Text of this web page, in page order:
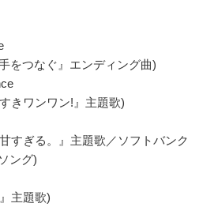
をつなぐ』エンディング曲)
きワンワン!』主題歌)
すぎる。』主題歌／ソフトバンク
ング)
主題歌)